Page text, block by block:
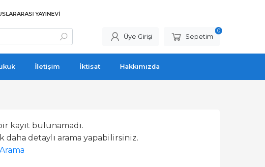
YAYINEVI
Üye Girişi Sepetim
0
İletişim İktisat Hakkımızda
kayıt bulunamadı.
daha detaylı arama yapabilirsiniz.